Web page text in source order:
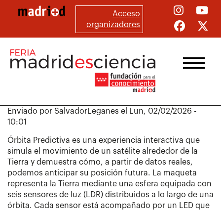
principal
Acceso
organizadores
Enviado por SalvadorLeganes el
Lun, 02/02/2026 -
10:01
Órbita Predictiva es una experiencia interactiva que
simula el movimiento de un satélite alrededor de la
Tierra y demuestra cómo, a partir de datos reales,
podemos anticipar su posición futura. La maqueta
representa la Tierra mediante una esfera equipada con
seis sensores de luz (LDR) distribuidos a lo largo de una
órbita. Cada sensor está acompañado por un LED que